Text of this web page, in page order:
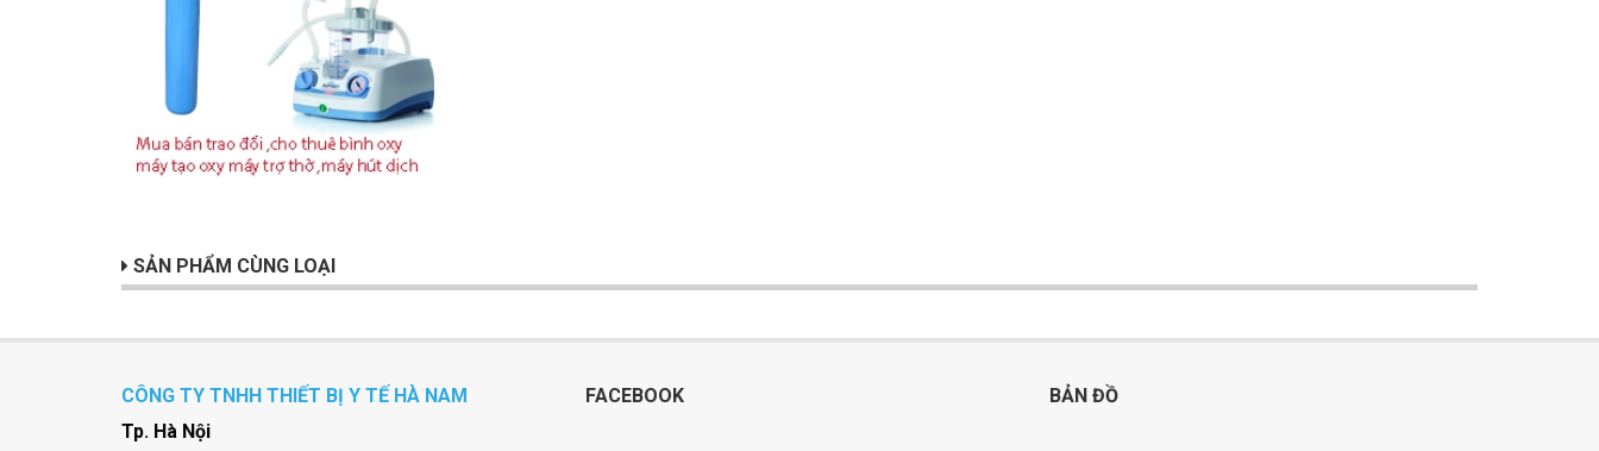
SẢN PHẨM CÙNG LOẠI
CÔNG TY TNHH THIẾT BỊ Y TẾ HÀ NAM
Tp. Hà Nội
FACEBOOK BẢN ĐỒ